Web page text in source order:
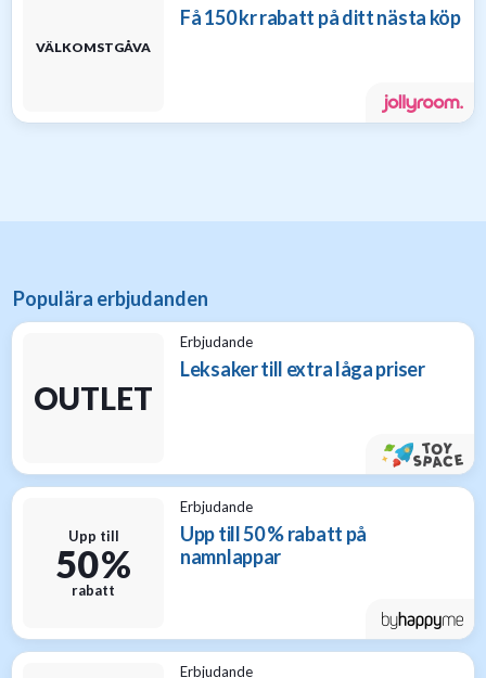
VÄLKOMSTGÅVA
Få 150 kr rabatt på ditt nästa köp
Populära erbjudanden
OUTLET
Erbjudande
Leksaker till extra låga priser
Upp till
50 %
rabatt
Erbjudande
Upp till 50 % rabatt på
namnlappar
Erbjudande